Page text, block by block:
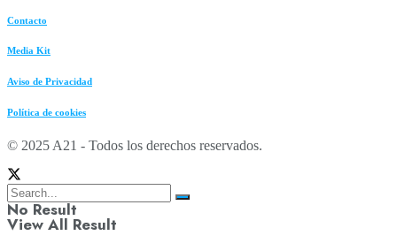
Contacto
Media Kit
Aviso de Privacidad
Política de cookies
© 2025 A21 - Todos los derechos reservados.
No Result
View All Result